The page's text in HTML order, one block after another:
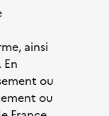
ainsi
ou
ou